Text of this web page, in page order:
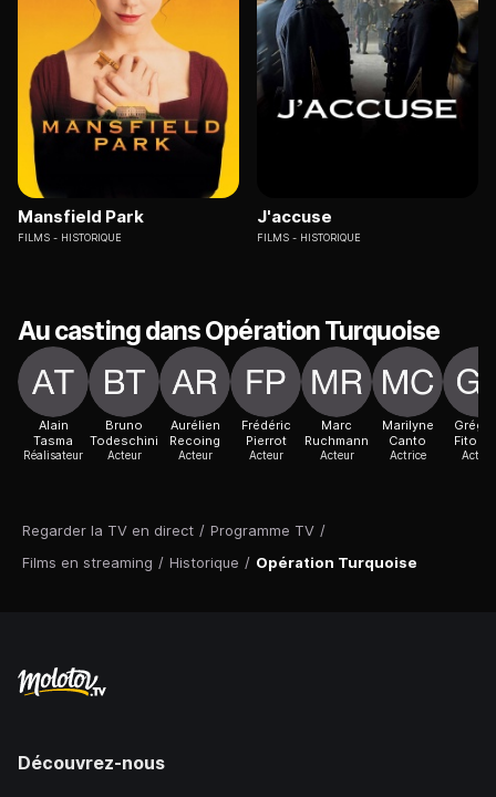
Regarder la TV en direct / Programme TV /
Films en streaming / Historique / Opération Turquoise
Mansfield Park
FILMS HISTORIQUE
J'accuse
FILMS HISTORIQUE
Au casting dans Opération Turquoise
Alain
Tasma
Réalisateur
Bruno
Todeschini
Acteur
Aurélien
Recoing
Acteur
Frédéric
Pierrot
Acteur
Marc
Ruchmann
Acteur
Marilyne
Canto
Actrice Acteur
Découvrez-nous